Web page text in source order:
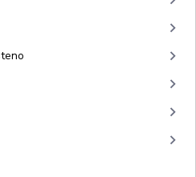
keyboard_arrow_right
keyboard_arrow_right
keyboard_arrow_right
keyboard_arrow_right
keyboard_arrow_right